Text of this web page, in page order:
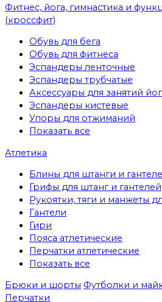
Фитнес, йога, гимнастика и
(кроссфит)
Обувь для бега
Обувь для фитнеса
Эспандеры ленточные
Эспандеры трубчатые
Аксессуары для занятий
Эспандеры кистевые
Упоры для отжиманий
Показать все
Атлетика
Блины для штанги и
Грифы для штанг и гантелей
Рукоятки, тяги и манжеты
Гантели
Гири
Пояса атлетические
Перчатки атлетические
Показать все
Брюки и шорты Футболки и
Перчатки